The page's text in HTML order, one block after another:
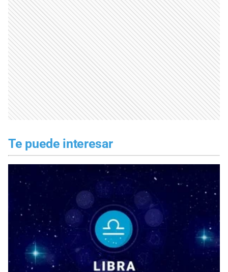
Te puede interesar